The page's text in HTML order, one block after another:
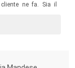
ne fa. Sia il
potranno trarre da
da applicare nel